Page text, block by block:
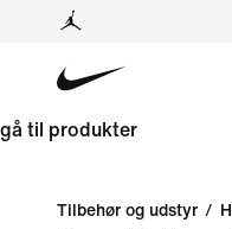
gå til produkter
Tilbehør og udstyr /